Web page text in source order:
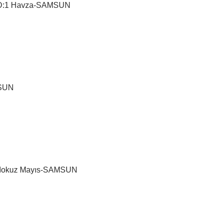
Havza-SAMSUN
Mayıs-SAMSUN